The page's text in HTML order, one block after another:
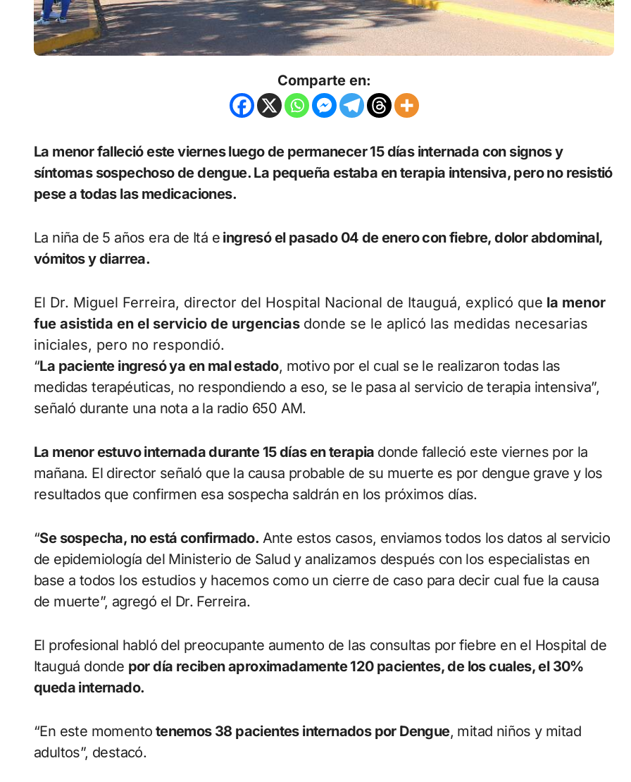
Comparte en:
La menor falleció este viernes luego de permanecer 15 días internada con signos y
síntomas sospechoso de dengue. La pequeña estaba en terapia intensiva, pero no resistió
pese a todas las medicaciones.
La niña de 5 años era de Itá e ingresó el pasado 04 de enero con fiebre, dolor abdominal,
vómitos y diarrea.
El Dr. Miguel Ferreira, director del Hospital Nacional de Itauguá, explicó que la menor
fue asistida en el servicio de urgencias donde se le aplicó las medidas necesarias
iniciales, pero no respondió.
“ La paciente ingresó ya en mal estado, motivo por el cual se le realizaron todas las
medidas terapéuticas, no respondiendo a eso, se le pasa al servicio de terapia intensiva”,
señaló durante una nota a la radio 650 AM.
La menor estuvo internada durante 15 días en terapia donde falleció este viernes por la
mañana. El director señaló que la causa probable de su muerte es por dengue grave y los
resultados que confirmen esa sospecha saldrán en los próximos días.
“Se sospecha, no está confirmado. Ante estos casos, enviamos todos los datos al servicio
de epidemiología del Ministerio de Salud y analizamos después con los especialistas en
base a todos los estudios y hacemos como un cierre de caso para decir cual fue la causa
de muerte”, agregó el Dr. Ferreira.
El profesional habló del preocupante aumento de las consultas por fiebre en el Hospital de
Itauguá donde por día reciben aproximadamente 120 pacientes, de los cuales, el 30%
queda internado.
“En este momento tenemos 38 pacientes internados por Dengue, mitad niños y mitad
adultos”, destacó.